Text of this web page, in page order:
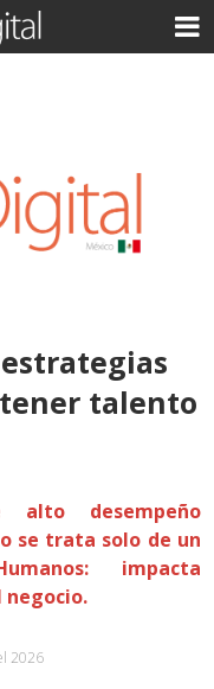
talento
alto desempeño
se trata solo de un
impacta
2026